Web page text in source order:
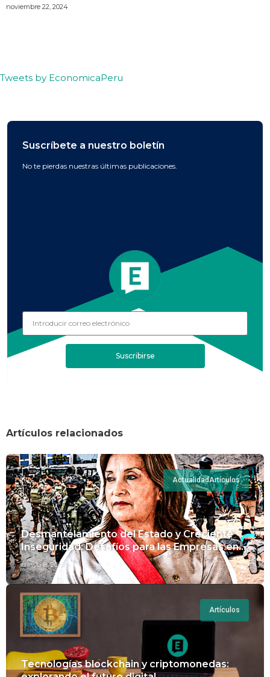
noviembre 22, 2024
Tweets by EconomicaPeru
Suscríbete a nuestro boletín
No te pierdas nuestras últimas publicaciones.
Suscribirse
Artículos relacionados
ActualidadArtículos
Desmantelamiento del Estado y Creciente
Inseguridad: Desafíos para las Empresas en
Perú.
mayo 8, 2024
Artículos
Tecnologías blockchain y criptomonedas: